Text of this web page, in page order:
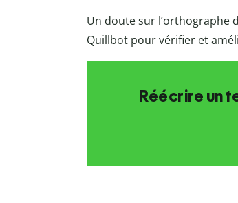
Un doute sur l’orthographe
Quillbot pour vérifier et
Réécrire un